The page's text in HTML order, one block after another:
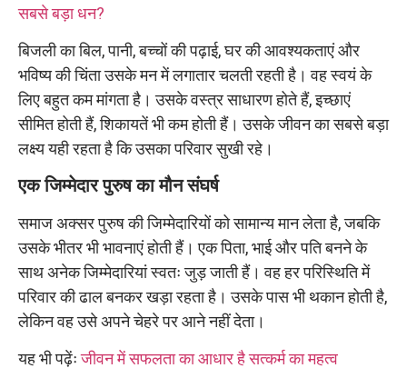
सबसे बड़ा धन?
बिजली का बिल, पानी, बच्चों की पढ़ाई, घर की आवश्यकताएं और
भविष्य की चिंता उसके मन में लगातार चलती रहती है। वह स्वयं के
लिए बहुत कम मांगता है। उसके वस्त्र साधारण होते हैं, इच्छाएं
सीमित होती हैं, शिकायतें भी कम होती हैं। उसके जीवन का सबसे बड़ा
लक्ष्य यही रहता है कि उसका परिवार सुखी रहे।
एक जिम्मेदार पुरुष का मौन संघर्ष
समाज अक्सर पुरुष की जिम्मेदारियों को सामान्य मान लेता है, जबकि
उसके भीतर भी भावनाएं होती हैं। एक पिता, भाई और पति बनने के
साथ अनेक जिम्मेदारियां स्वतः जुड़ जाती हैं। वह हर परिस्थिति में
परिवार की ढाल बनकर खड़ा रहता है। उसके पास भी थकान होती है,
लेकिन वह उसे अपने चेहरे पर आने नहीं देता।
यह भी पढ़ेंःजीवन में सफलता का आधार है सत्कर्म का महत्व